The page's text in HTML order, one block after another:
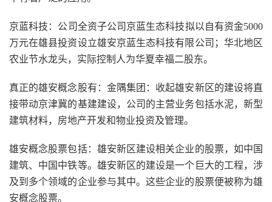
京蓝科技：公司全资子公司京蓝生态科技拟以自有资金5000
万元在雄县投资设立雄安京蓝生态科技有限公司；华北地区
农业节水龙头，实际控制人为华夏幸福二股东。
真正的雄安概念股有：金隅集团：收起雄安新区的建设将直
接带动京津冀的基建建设，公司的主营业务包括水泥，新型
建筑材料，房地产开发和物业投资及管理。
雄安概念股票包括：雄安新区建设相关企业的股票，如中国
建筑、中国中铁等。雄安新区的建设是一个巨大的工程，涉
及到多个领域的企业参与其中。这些企业的股票便被称为雄
安概念股票。